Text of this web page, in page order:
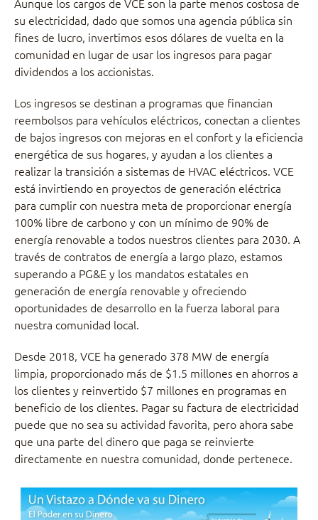
su electricidad, dado que somos una agencia pública sin
fines de lucro, invertimos esos dólares de vuelta en la
comunidad en lugar de usar los ingresos para pagar
dividendos a los accionistas.
Los ingresos se destinan a programas que financian
reembolsos para vehículos eléctricos, conectan a clientes
de bajos ingresos con mejoras en el confort y la eficiencia
energética de sus hogares, y ayudan a los clientes a
realizar la transición a sistemas de HVAC eléctricos. VCE
está invirtiendo en proyectos de generación eléctrica
para cumplir con nuestra meta de proporcionar energía
100% libre de carbono y con un mínimo de 90% de
energía renovable a todos nuestros clientes para 2030. A
través de contratos de energía a largo plazo, estamos
superando a PG&E y los mandatos estatales en
generación de energía renovable y ofreciendo
oportunidades de desarrollo en la fuerza laboral para
nuestra comunidad local.
Desde 2018, VCE ha generado 378 MW de energía
limpia, proporcionado más de $1.5 millones en ahorros a
los clientes y reinvertido $7 millones en programas en
beneficio de los clientes. Pagar su factura de electricidad
puede que no sea su actividad favorita, pero ahora sabe
que una parte del dinero que paga se reinvierte
directamente en nuestra comunidad, donde pertenece.